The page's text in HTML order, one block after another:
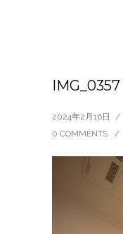
IMG_0357
2024年2月16日 /
0 COMMENTS
/